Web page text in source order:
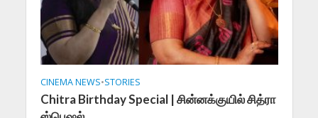
CINEMA NEWS•STORIES
Chitra Birthday Special | சின்னக்குயில் சித்ரா